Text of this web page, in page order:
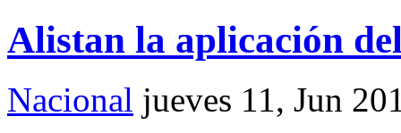
Alistan la aplicación
Nacional jueves 11, Jun